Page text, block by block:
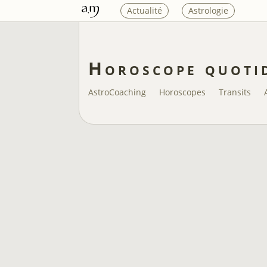
Actualité Astrologie
Horoscope
AstroCoaching Horoscopes Transits